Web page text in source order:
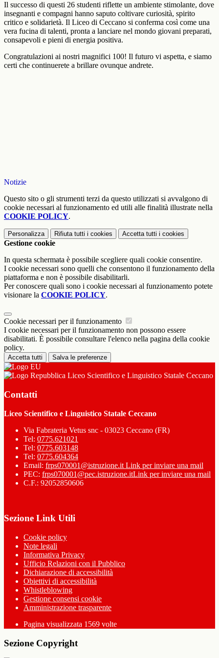
Il successo di questi 26 studenti riflette un ambiente stimolante, dove
insegnanti e compagni hanno saputo coltivare curiosità, spirito
critico e solidarietà. Il Liceo di Ceccano si conferma così come una
vera fucina di talenti, pronta a lanciare nel mondo giovani preparati,
consapevoli e pieni di energia positiva.
Congratulazioni ai nostri magnifici 100! Il futuro vi aspetta, e siamo
certi che continuerete a brillare ovunque andrete.
Notizie
Questo sito o gli strumenti terzi da questo utilizzati si avvalgono di
cookie necessari al funzionamento ed utili alle finalità illustrate nella
COOKIE POLICY.
Personalizza Rifiuta tutti i cookies Accetta tutti i cookies
Gestione cookie
In questa schermata è possibile scegliere quali cookie consentire.
I cookie necessari sono quelli che consentono il funzionamento della
piattaforma e non è possibile disabilitarli.
Per conoscere quali sono i cookie necessari al funzionamento potete
visionare la COOKIE POLICY.
Cookie necessari per il funzionamento
I cookie necessari per il funzionamento non possono essere
disabilitati. È possibile consultare l'elenco nella pagina della cookie
policy.
Accetta tutti Salva le preferenze
Liceo Scientifico e Linguistico Statale Ceccano
Contatti
Liceo Scientifico e Linguistico Statale Ceccano
Via Fabrateria Vetus snc - 03023 Ceccano (FR)
Tel: 0775.621021
Tel: 0775.603148
Tel: 0775.604364
Email: frps070001@istruzione.it Link per inviare una mail
PEC: frps070001@pec.istruzione.itLink per inviare una mail
C.F.: 92052850606
Sezione Link Utili
Cookie policy
Note legali
Informativa Privacy
Ufficio Relazioni con il Pubblico
Dichiarazione di accessibilità
Obiettivi di accessibilità
Whistleblowing
Gestione consensi cookie
Amministrazione trasparente
Pagina visualizzata 1569 volte
Sezione Copyright